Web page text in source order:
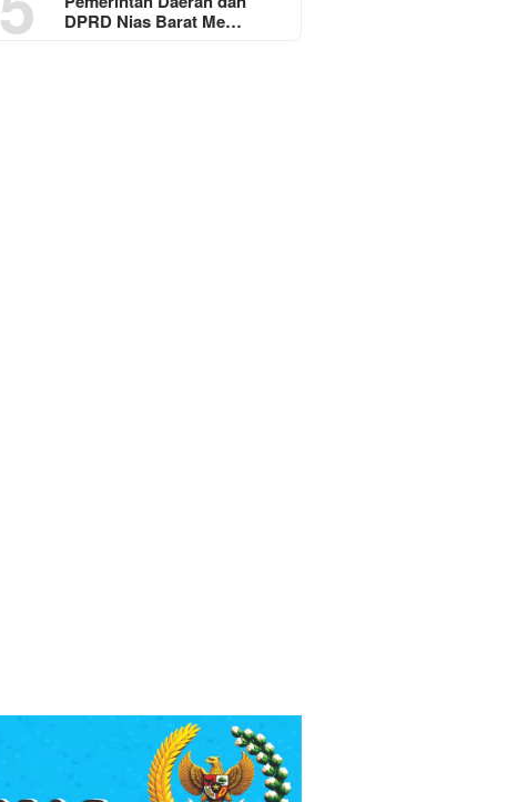
DPRD Nias Barat Me…